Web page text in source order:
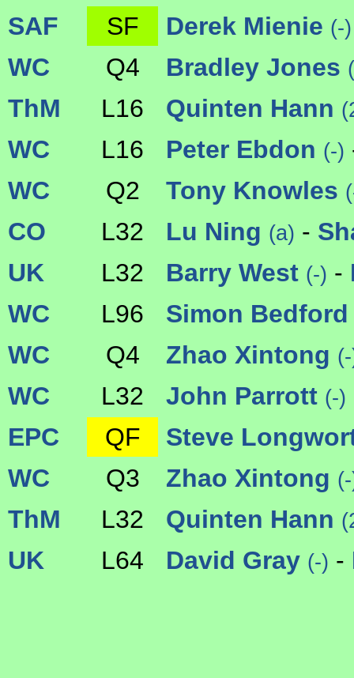
SAF
SF Derek Mienie (-)
WC
Q4 Bradley Jones
ThM L16 Quinten Hann
WC L16 Peter Ebdon (-)
WC
Q2 Tony Knowles
CO L32 Lu Ning (a) -
UK
L32 Barry West (-) -
WC
L96
Simon
WC
Q4 Zhao Xintong
WC L32 John Parrott (-)
EPC
QF
Steve
WC
Q3 Zhao Xintong
ThM L32 Quinten Hann
UK L64 David Gray (-) -